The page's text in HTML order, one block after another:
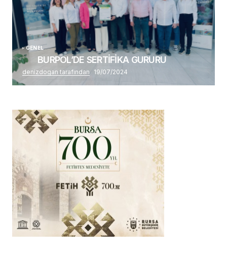
GENEL
BURPOL’DE SERTİFİKA GURURU
denizdogan tarafından 19/07/2024